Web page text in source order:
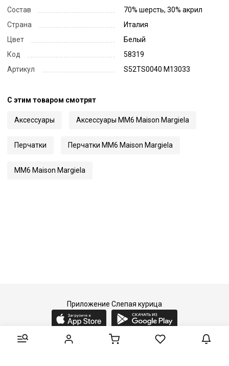
Состав
70% шерсть, 30% акрил
Страна
Италия
Цвет
Белый
Код
58319
Артикул
S52TS0040 M13033
С этим товаром смотрят
Аксессуары Аксессуары MM6 Maison Margiela
Перчатки Перчатки MM6 Maison Margiela
MM6 Maison Margiela
Приложение Слепая курица
2015-2026 © Слепая курица - fashion concept store.